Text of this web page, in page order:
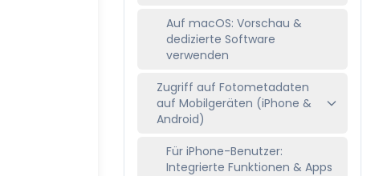
Auf macOS: Vorschau &
dedizierte Software
verwenden
Zugriff auf Fotometadaten
auf Mobilgeräten (iPhone &
Android)
Für iPhone-Benutzer:
Integrierte Funktionen & Apps